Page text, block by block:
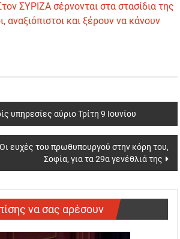
ΣΥΡΙΖΑ σέρνονται στα στασίδια της
αναξιόπιστοι και ξέρουν να κάνουν
υπηρεσίες αύριο Τρίτη 9 Ιουνίου
ευχές του πρωθυπουργού στην κόρη του,
Σοφία, για τα 29α γενέθλιά της
να σας αρέσουν